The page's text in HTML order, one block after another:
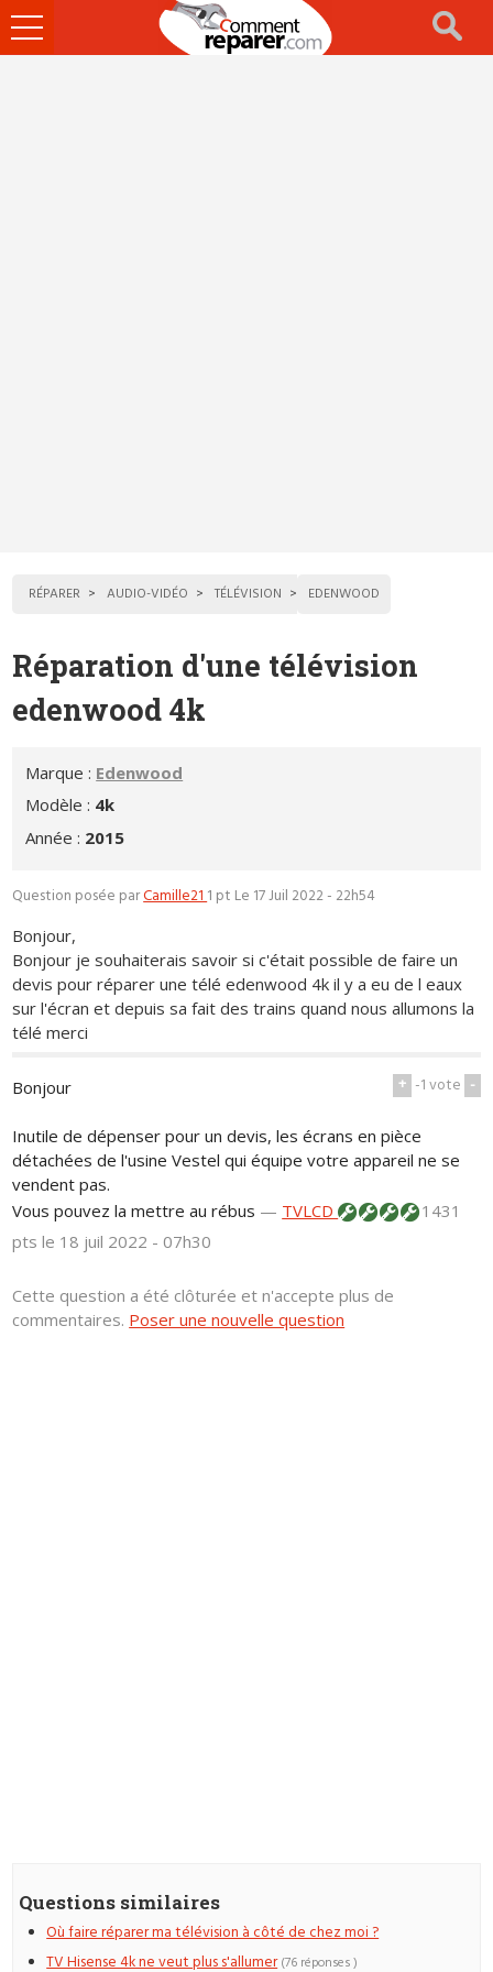
Ouvrir
le
RÉPARER AUDIO-VIDÉO TÉLÉVISION EDENWOOD
Réparation d'une télévision
edenwood 4k
Marque : Edenwood
Modèle : 4k
Année : 2015
Question posée parCamille211 pt Le 17 Juil 2022 - 22h54
Bonjour,
Bonjour je souhaiterais savoir si c'était possible de faire un
devis pour réparer une télé edenwood 4k il y a eu de l eaux
sur l'écran et depuis sa fait des trains quand nous allumons la
télé merci
+ -1vote -
Bonjour
Inutile de dépenser pour un devis, les écrans en pièce
détachées de l'usine Vestel qui équipe votre appareil ne se
vendent pas.
Vous pouvez la mettre au rébus — TVLCD
1431
ptsle 18 juil 2022 - 07h30
Cette question a été clôturée et n'accepte plus de
commentaires. Poser une nouvelle question
Questions similaires
Où faire réparer ma télévision à côté de chez moi ?
TV Hisense 4k ne veut plus s'allumer (76 réponses )